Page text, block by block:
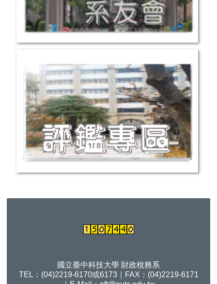
國立臺中科技大學 財政稅務系
TEL：(04)2219-6170或6173｜FAX：(04)2219-6171